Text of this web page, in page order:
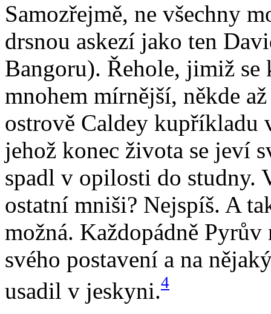
Samozřejmě, ne všechny
drsnou askezí jako ten
Bangoru). Řehole, jimiž
mnohem mírnější, někde
ostrově Caldey kupříkladu
jehož konec života se jeví
spadl v opilosti do studny.
ostatní mniši? Nejspíš. A
možná. Každopádně Pyrův
svého postavení a na
usadil v jeskyni.4